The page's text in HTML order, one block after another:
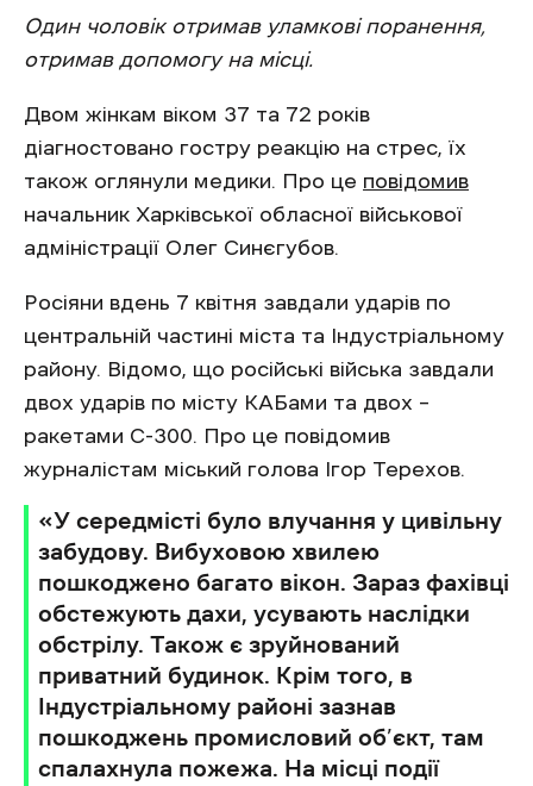
Один чоловік отримав уламкові поранення,
отримав допомогу на місці.
Двом жінкам віком 37 та 72 років
діагностовано гостру реакцію на стрес, їх
також оглянули медики. Про це повідомив
начальник Харківської обласної військової
адміністрації Олег Синєгубов.
Росіяни вдень 7 квітня завдали ударів по
центральній частині міста та Індустріальному
району. Відомо, що російські війська завдали
двох ударів по місту КАБами та двох –
ракетами С-300. Про це повідомив
журналістам міський голова Ігор Терехов.
«У середмісті було влучання у цивільну
забудову. Вибуховою хвилею
пошкоджено багато вікон. Зараз фахівці
обстежують дахи, усувають наслідки
обстрілу. Також є зруйнований
приватний будинок. Крім того, в
Індустріальному районі зазнав
пошкоджень промисловий об’єкт, там
спалахнула пожежа. На місці події